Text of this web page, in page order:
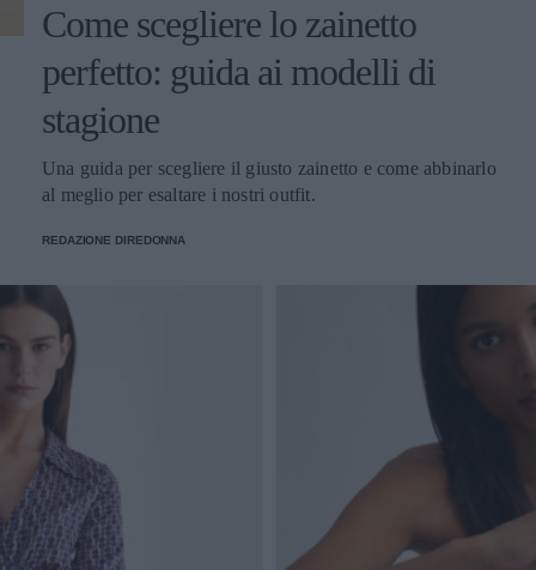
Come scegliere lo zainetto
perfetto: guida ai modelli di
stagione
Una guida per scegliere il giusto zainetto e come abbinarlo
al meglio per esaltare i nostri outfit.
REDAZIONE DIREDONNA